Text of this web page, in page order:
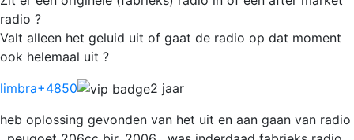
radio ?
Valt alleen het geluid uit of gaat de radio op dat moment
ook helemaal uit ?
limbra+4850
2 jaar
heb oplossing gevonden van het uit en aan gaan van radio